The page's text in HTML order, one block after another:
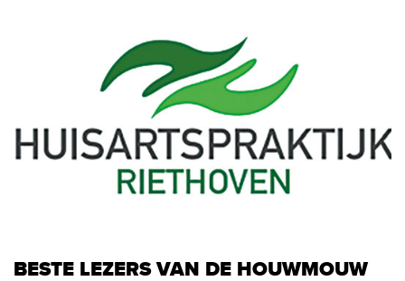
BESTE LEZERS VAN DE HOUWMOUW